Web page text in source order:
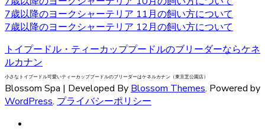
ヨーキーといった愛称で広く親しまれています。 非常に細
い被毛を持ちながら、シングルコートであり抜け毛が少な
いなどの特徴があります。垂れ下がるほど長い被毛が挙げ
られ、カットの仕方によって雰囲気が違ってきます。被毛
を伸ばし続ける場合はラッピングという、長い被毛をひと
まとめにくくる必要があり、色々なおしゃれを楽しめ流の
も人気の一つです。被毛を伸ばし続ける場合はラッピング
を行い、長い被毛をひとまとめにくくる必要があります。
ヨークシャーテリアの購入をお考えの際は、是非当店にご
相談下さい。
7歳以降のヨークシャーテリア 11月の飼い方について
7歳以降のヨークシャーテリア 12月の飼い方について
トイプードル・ティーカッププードルのブリーダーならケネ
ルカナン
小さなトイプードル可愛いティーカッププードルのブリーダーはケネルカナン（東京芝公園店）
Blossom Spa | Developed By Blossom Themes. Powered by
WordPress. プライバシーポリシー